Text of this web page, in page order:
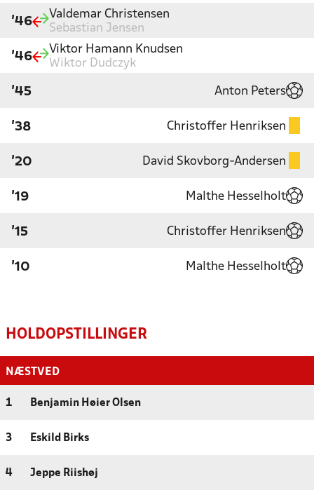
'46
Valdemar Christensen
Sebastian Jensen
'46
Viktor Hamann Knudsen
Wiktor Dudczyk
'45 Anton Peters
'38 Christoffer Henriksen
'20 David Skovborg-Andersen
'19 Malthe Hesselholt
'15 Christoffer Henriksen
'10 Malthe Hesselholt
HOLDOPSTILLINGER
NÆSTVED
1 Benjamin Høier Olsen
3 Eskild Birks
4 Jeppe Riishøj